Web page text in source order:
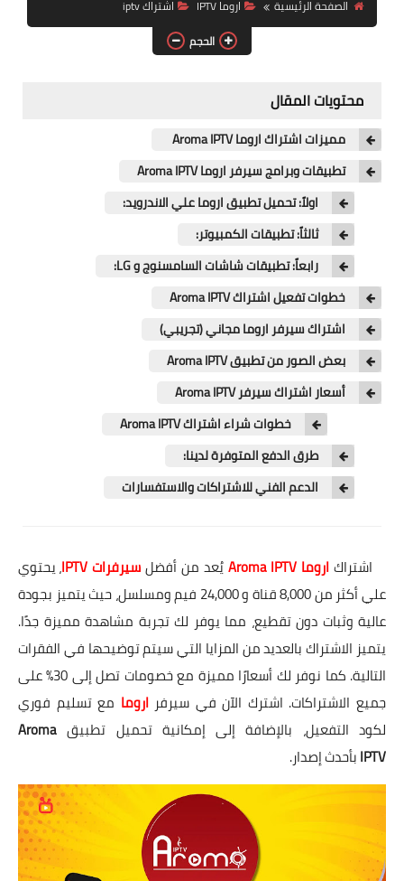
الصفحة الرئيسية
اروما IPTV
اشتراك iptv
الحجم
محتويات المقال
مميزات اشتراك اروما Aroma IPTV
تطبيقات وبرامج سيرفر اروما Aroma IPTV
اولاً: تحميل تطبيق اروما علي الاندرويد:
ثالثاً: تطبيقات الكمبيوتر:
رابعاً: تطبيقات شاشات السامسنوج و LG:
خطوات تفعيل اشتراك Aroma IPTV
اشتراك سيرفر اروما مجاني (تجريبي)
بعض الصور من تطبيق Aroma IPTV
أسعار اشتراك سيرفر Aroma IPTV
خطوات شراء اشتراك Aroma IPTV
طرق الدفع المتوفرة لدينا:
الدعم الفني للاشتراكات والاستفسارات
اشتراكاروما Aroma IPTVيُعد من أفضلسيرفرات IPTV
، يحتوي
علي أكثر من 8,000 قناة و 24,000 فيم ومسلسل، حيث يتميز بجودة
عالية وثبات دون تقطيع، مما يوفر لك تجربة مشاهدة مميزة جدًا.
يتميز الاشتراك بالعديد من المزايا التي سيتم توضيحها في الفقرات
التالية. كما نوفر لك أسعارًا مميزة مع خصومات تصل إلى 30% على
جميع الاشتراكات. اشترك الآن في سيرفراروما مع تسليم فوري
لكود التفعيل، بالإضافة إلى إمكانية تحميل تطبيق Aroma
IPTVبأحدث إصدار.